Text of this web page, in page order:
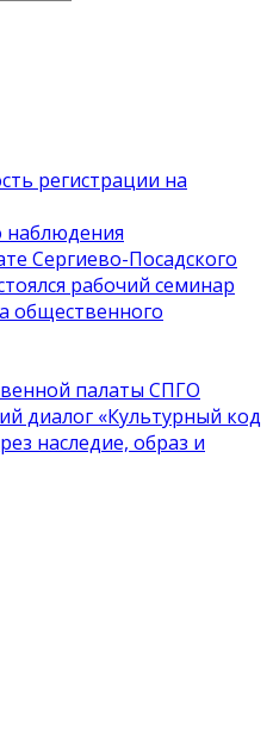
регистрации на
Сергиево-Посадского
рабочий семинар
общественного
палаты СПГО
диалог «Культурный код
наследие, образ и